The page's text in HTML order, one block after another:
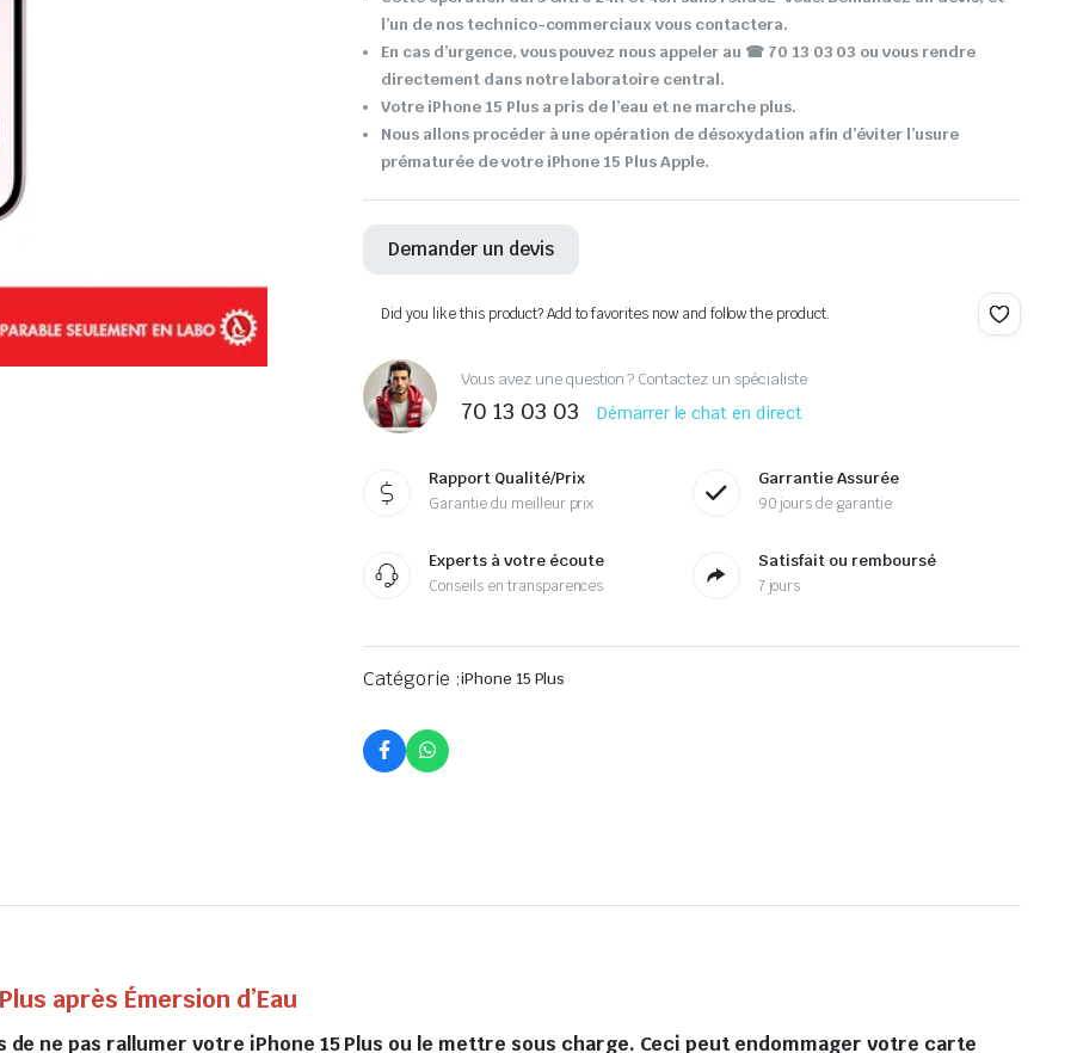
l’un de nos technico-commerciaux vous contactera.
En cas d’urgence, vous pouvez nous appeler au ☎ 70 13 03 03 ou vous rendre
directement dans notre laboratoire central.
Votre iPhone 15 Plus a pris de l’eau et ne marche plus.
Nous allons procéder à une opération de désoxydation afin d’éviter l’usure
prématurée de votre iPhone 15 Plus Apple.
Demander un devis
Did you like this product? Add to favorites now and follow the product.
Vous avez une question ? Contactez un spécialiste
70 13 03 03 Démarrer le chat en direct
Rapport Qualité/Prix
Garantie du meilleur prix
Garrantie Assurée
90 jours de garantie
Experts à votre écoute
Conseils en transparences
Satisfait ou remboursé
7 jours
Catégorie :iPhone 15 Plus
après Émersion d’Eau
de ne pas rallumer votre iPhone 15 Plus ou le mettre sous charge. Ceci peut endommager votre carte